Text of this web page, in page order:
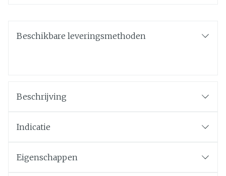
Beschikbare leveringsmethoden
Beschrijving
Indicatie
Eigenschappen